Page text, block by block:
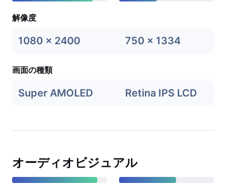
解像度
1080 x 2400 750 x 1334
画面の種類
Super AMOLED Retina IPS LCD
オーディオビジュアル